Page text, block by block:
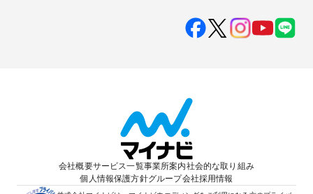
会社概要サービス一覧事業所案内社会的な取り組み
個人情報保護方針グループ会社採用情報